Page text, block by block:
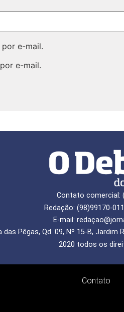
e-mail.
e-mail.
Contato comercial:
Redação: (98)99170-
E-mail:
das Pêgas, Qd. 09, Nº 15-B, Jardim
2020 todos os
Contato